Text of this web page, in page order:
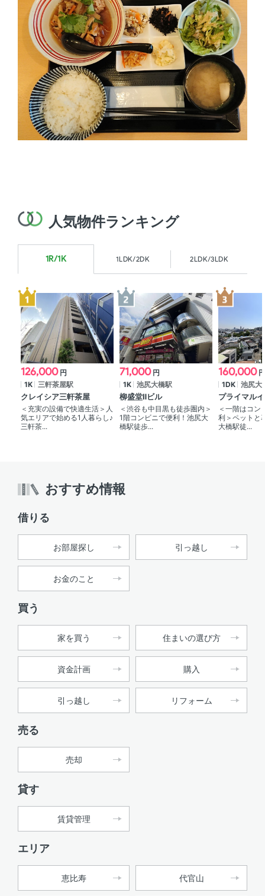
人気物件ランキング
1R/1K 1LDK/2DK 2LDK/3LDK
126,000 円
1K 三軒茶屋駅
クレイシア三軒茶屋
＜充実の設備で快適生活＞人
気エリアで始める1人暮らし♪
三軒茶...
71,000 円
1K
池尻大橋駅
柳盛堂Ⅱビル
＜渋谷も中目黒も徒歩圏内＞
1階コンビニで便利！池尻大
橋駅徒歩...
160,000 円
1DK
池尻大
プライマル
＜一階はコン
利＞ペットと
大橋駅徒...
おすすめ情報
借りる
お部屋探し 引っ越し
お金のこと
買う
家を買う 住まいの選び方
資金計画 購入
引っ越し リフォーム
売る
売却
貸す
賃貸管理
エリア
恵比寿 代官山